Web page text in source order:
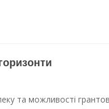
та можливості